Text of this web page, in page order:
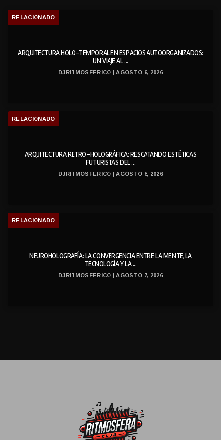
RELACIONADO
ARQUITECTURA HOLO-TEMPORAL EN ESPACIOS AUTOORGANIZADOS:
UN VIAJE AL ...
DJRITMOSFERICO | AGOSTO 9, 2026
RELACIONADO
ARQUITECTURA RETRO-HOLOGRÁFICA: RESCATANDO ESTÉTICAS
FUTURISTAS DEL ...
DJRITMOSFERICO | AGOSTO 8, 2026
RELACIONADO
NEUROHOLOGRAFÍA: LA CONVERGENCIA ENTRE LA MENTE, LA
TECNOLOGÍA Y LA ...
DJRITMOSFERICO | AGOSTO 7, 2026